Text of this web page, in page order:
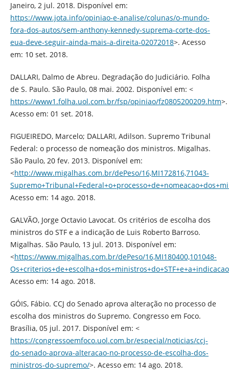
Janeiro, 2 jul. 2018. Disponível em:
https://www.jota.info/opiniao-e-analise/colunas/o-mundo-
fora-dos-autos/sem-anthony-kennedy-suprema-corte-dos-
eua-deve-seguir-ainda-mais-a-direita-02072018>. Acesso
em: 10 set. 2018.
DALLARI, Dalmo de Abreu. Degradação do Judiciário. Folha
de S. Paulo. São Paulo, 08 mai. 2002. Disponível em: <
https://www1.folha.uol.com.br/fsp/opiniao/fz0805200209.htm>.
Acesso em: 01 set. 2018.
FIGUEIREDO, Marcelo; DALLARI, Adilson. Supremo Tribunal
Federal: o processo de nomeação dos ministros. Migalhas.
São Paulo, 20 fev. 2013. Disponível em:
<http://www.migalhas.com.br/dePeso/16,MI172816,71043-
Acesso em: 14 ago. 2018.
GALVÃO, Jorge Octavio Lavocat. Os critérios de escolha dos
ministros do STF e a indicação de Luis Roberto Barroso.
Migalhas. São Paulo, 13 jul. 2013. Disponível em:
<https://www.migalhas.com.br/dePeso/16,MI180400,101048-
Acesso em: 14 ago. 2018.
GÓIS, Fábio. CCJ do Senado aprova alteração no processo de
escolha dos ministros do Supremo. Congresso em Foco.
Brasília, 05 jul. 2017. Disponível em: <
https://congressoemfoco.uol.com.br/especial/noticias/ccj-
do-senado-aprova-alteracao-no-processo-de-escolha-dos-
ministros-do-supremo/>. Acesso em: 14 ago. 2018.